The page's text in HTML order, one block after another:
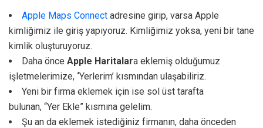
Apple Maps Connect adresine girip, varsa Apple
kimliğimiz ile giriş yapıyoruz. Kimliğimiz yoksa, yeni bir tane
kimlik oluşturuyoruz.
Daha önce Apple Haritalara eklemiş olduğumuz
işletmelerimize, ‘Yerlerim’ kısmından ulaşabiliriz.
Yeni bir firma eklemek için ise sol üst tarafta
bulunan, “Yer Ekle” kısmına gelelim.
Şu an da eklemek istediğiniz firmanın, daha önceden